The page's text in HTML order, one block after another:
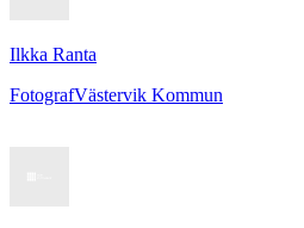
Ilkka Ranta
FotografVästervik Kommun